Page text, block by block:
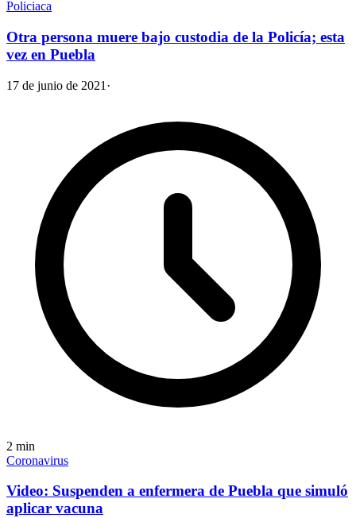
Policiaca
Otra persona muere bajo custodia de la Policía; esta
vez en Puebla
17 de junio de 2021 ·
2 min
Coronavirus
Video: Suspenden a enfermera de Puebla que simuló
aplicar vacuna